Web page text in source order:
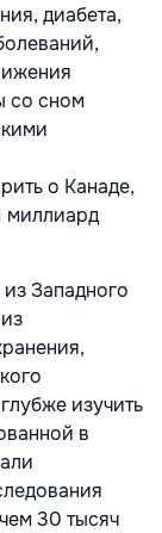
диабета,
со сном
о Канаде,
миллиард
Западного
изучить
в
30 тысяч